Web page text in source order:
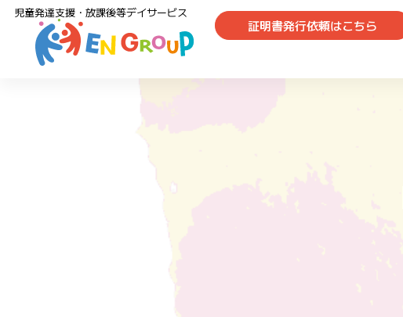
児童発達支援・放課後等デイサービス
証明書発行依頼はこちら